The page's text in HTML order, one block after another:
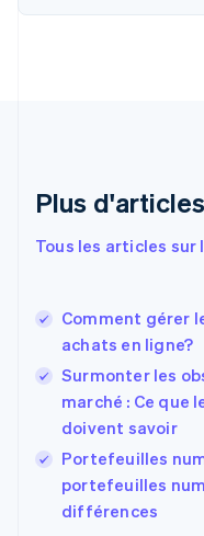
Plus d'articles
Tous les articles sur
Comment gérer
achats en ligne?
Surmonter les
marché : Ce que
doivent savoir
Portefeuilles
portefeuilles
différences
Chine continentale
English
Espagne
États-Unis
EnglishEspañol简体中文
Finlande
English Svenska
Français English
Gibraltar
English
Grèce